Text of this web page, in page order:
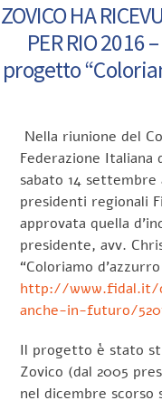
ZOVICO HA
PER RIO 2016
progetto
Nella riunione del
Federazione
sabato 14
presidenti regionali
approvata quella
presidente, avv.
“Coloriamo
http://www.fidal.it/
anche-in-futuro/
Il progetto è stato
Zovico (dal 2005
nel dicembre scorso